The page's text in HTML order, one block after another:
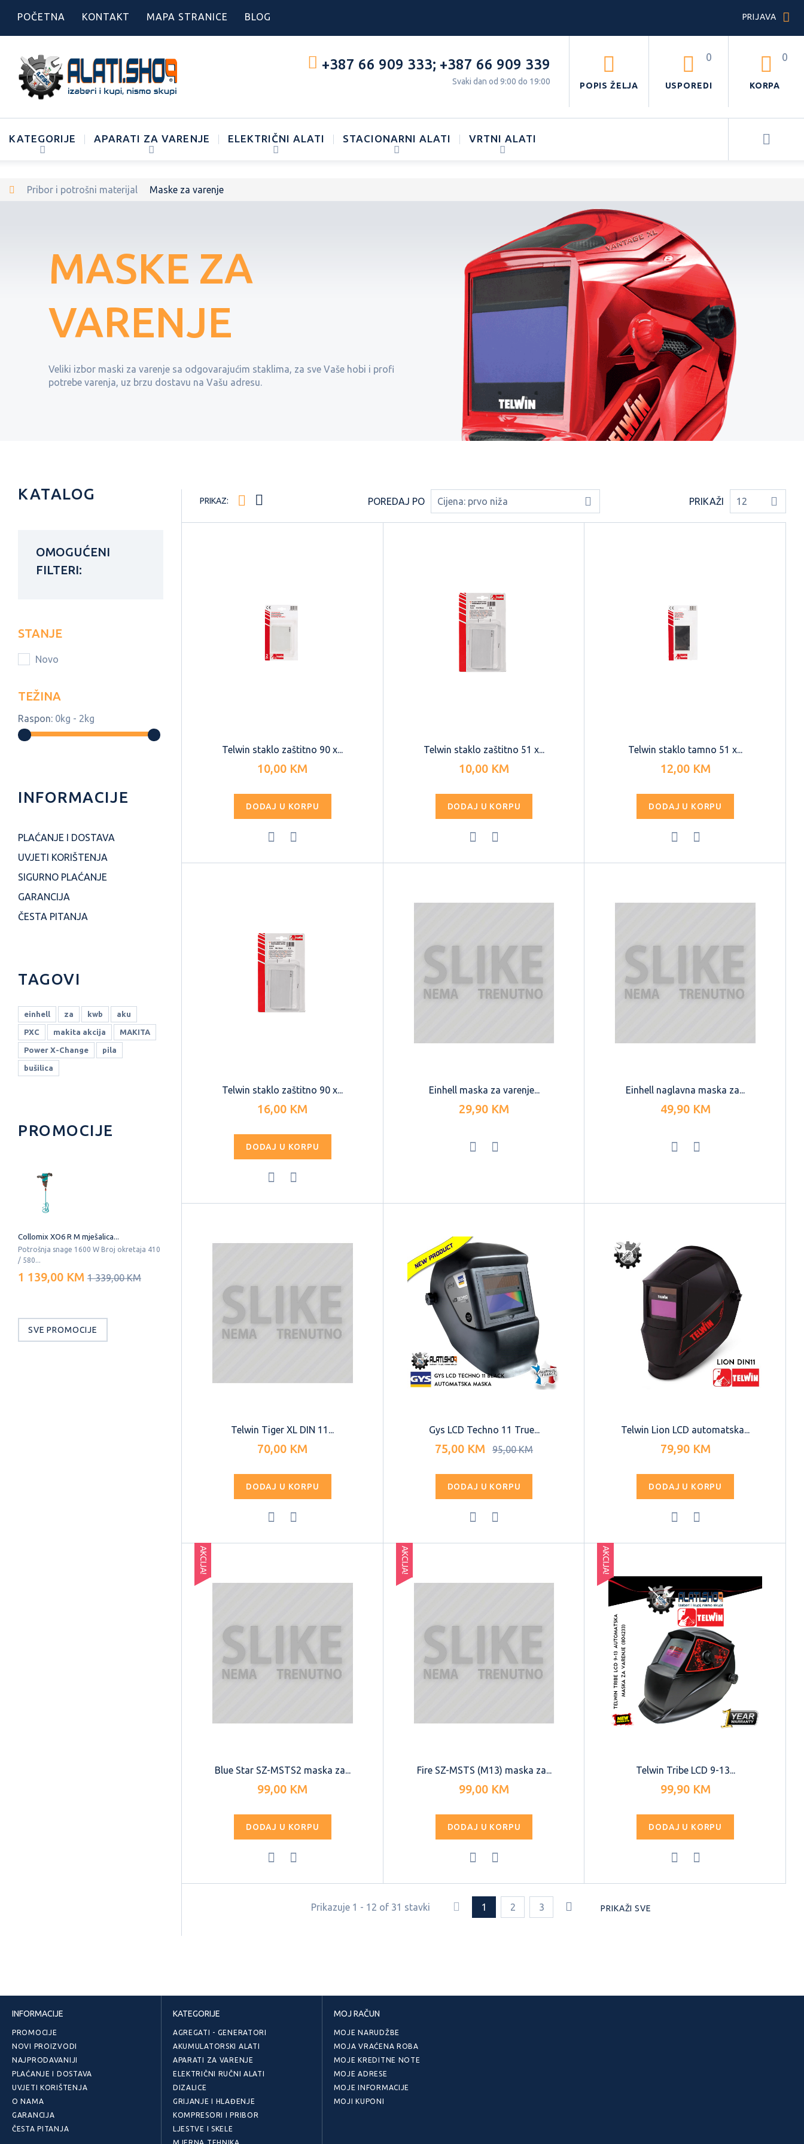
POČETNA KONTAKT MAPA STRANICE BLOG PRIJAVA
KORPA
0
POPIS ŽELJA USPOREDI
0
+387 66 909 333; +387 66 909 339
Svaki dan od 9:00 do 19:00
KATEGORIJE APARATI ZA VARENJE ELEKTRIČNI ALATI STACIONARNI ALATI VRTNI ALATI
Pribor i potrošni materijal Maske za varenje
MASKE ZA
VARENJE
Veliki izbor maski za varenje sa odgovarajućim staklima, za sve Vaše hobi i profi
potrebe varenja, uz brzu dostavu na Vašu adresu.
PRIKAZ: POREDAJ PO Cijena: prvo niža PRIKAŽI 12
Telwin staklo zaštitno 90 x...
10,00 KM
DODAJ U KORPU
Telwin staklo zaštitno 51 x...
10,00 KM
DODAJ U KORPU
Telwin staklo tamno 51 x...
12,00 KM
DODAJ U KORPU
Telwin staklo zaštitno 90 x...
16,00 KM
DODAJ U KORPU
Einhell maska za varenje...
29,90 KM
Einhell naglavna maska za...
49,90 KM
Telwin Tiger XL DIN 11...
70,00 KM
DODAJ U KORPU
Gys LCD Techno 11 True...
75,00 KM 95,00 KM
DODAJ U KORPU
Telwin Lion LCD automatska...
79,90 KM
DODAJ U KORPU
AKCIJA!
Blue Star SZ-MSTS2 maska za...
99,00 KM
DODAJ U KORPU
AKCIJA!
Fire SZ-MSTS (M13) maska za...
99,00 KM
DODAJ U KORPU
AKCIJA!
Telwin Tribe LCD 9-13...
99,90 KM
DODAJ U KORPU
Prikazuje 1 - 12 of 31 stavki 1 2 3 PRIKAŽI SVE
KATALOG
OMOGUĆENI
FILTERI:
STANJE
Novo
TEŽINA
Raspon: 0kg - 2kg
INFORMACIJE
PLAĆANJE I DOSTAVA
UVJETI KORIŠTENJA
SIGURNO PLAĆANJE
GARANCIJA
ČESTA PITANJA
TAGOVI
einhell za kwb aku
PXC makita akcija MAKITA
Power X-Change pila
bušilica
PROMOCIJE
Collomix XO6 R M mješalica...
Potrošnja snage 1600 W Broj okretaja 410
/ 580...
1 139,00 KM 1 339,00 KM
SVE PROMOCIJE
INFORMACIJE
PROMOCIJE
NOVI PROIZVODI
NAJPRODAVANIJI
PLAĆANJE I DOSTAVA
UVJETI KORIŠTENJA
O NAMA
GARANCIJA
ČESTA PITANJA
KATEGORIJE
AGREGATI - GENERATORI
AKUMULATORSKI ALATI
APARATI ZA VARENJE
ELEKTRIČNI RUČNI ALATI
DIZALICE
GRIJANJE I HLAĐENJE
KOMPRESORI I PRIBOR
LJESTVE I SKELE
MJERNA TEHNIKA
MOJ RAČUN
MOJE NARUDŽBE
MOJA VRAĆENA ROBA
MOJE KREDITNE NOTE
MOJE ADRESE
MOJE INFORMACIJE
MOJI KUPONI